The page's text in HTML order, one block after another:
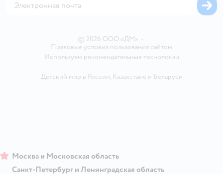
© 2026 ООО «ДМ» •
Правовые условия пользования сайтом
Используем рекомендательные технологии
Детский мир в России, Казахстанеи Беларуси
Москва и Московская область
Санкт-Петербург и Ленинградская область